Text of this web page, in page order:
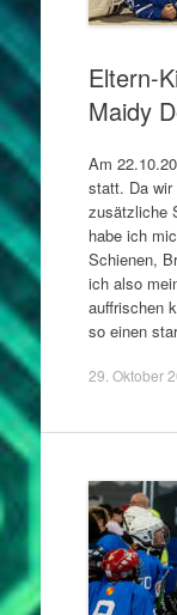
Eltern-
Maidy
Am
statt. Da wir
zusätzliche
habe ich
Schienen,
ich also
auffrischen
so einen
29. Oktober